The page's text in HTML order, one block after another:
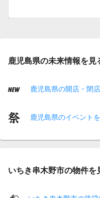
鹿児島県の未来情報を見
鹿児島県の開店・閉
鹿児島県のイベント
いちき串木野市の物件を